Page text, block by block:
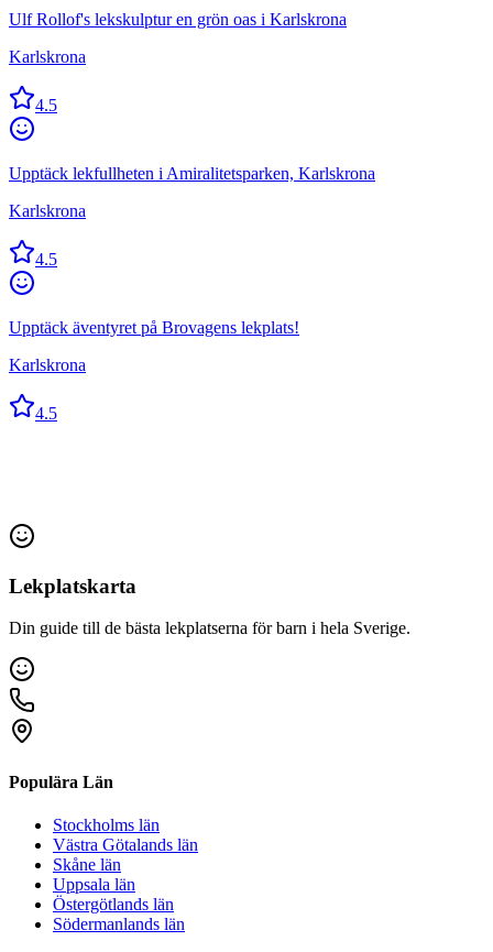
Ulf Rollof's lekskulptur en grön oas i Karlskrona
Karlskrona
4.5
Upptäck lekfullheten i Amiralitetsparken, Karlskrona
Karlskrona
4.5
Upptäck äventyret på Brovagens lekplats!
Karlskrona
4.5
Lekplatskarta
Din guide till de bästa lekplatserna för barn i hela Sverige.
Populära Län
Stockholms län
Västra Götalands län
Skåne län
Uppsala län
Östergötlands län
Södermanlands län